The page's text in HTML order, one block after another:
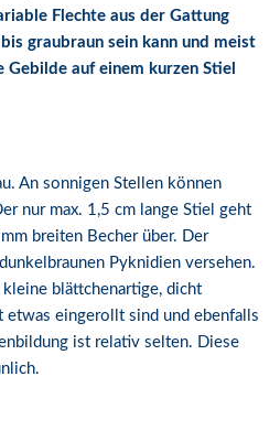
Flechte aus der Gattung
graubraun sein kann und meist
auf einem kurzen Stiel
An sonnigen Stellen können
nur max. 1,5 cm lange Stiel geht
breiten Becher über. Der
Pyknidien versehen.
kleine blättchenartige, dicht
etwas eingerollt sind und ebenfalls
ist relativ selten. Diese